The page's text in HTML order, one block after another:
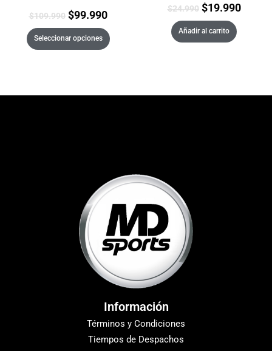
$109.990 $99.990
Seleccionar opciones
$24.990 $19.990
Añadir al carrito
Información
Términos y Condiciones
Tiempos de Despachos